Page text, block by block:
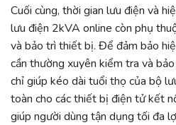
Cuối cùng, thời gian lưu điện và
lưu điện 2kVA online còn phụ
và bảo trì thiết bị. Để đảm bảo
cần thường xuyên kiểm tra và
chỉ giúp kéo dài tuổi thọ của bộ
toàn cho các thiết bị điện tử kết
giúp người dùng tận dụng tối đa